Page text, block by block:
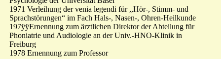
1971 Verleihung der venia legendi für ,,Hör-, Stimm- und
Sprachstörungen“ im Fach Hals-, Nasen-, Ohren-Heilkunde
197ÿÿErnennung zum ärztlichen Direktor der Abteilung für
Phoniatrie und Audiologie an der Univ.-HNO-Klinik in
Freiburg
1978 Ernennung zum Professor